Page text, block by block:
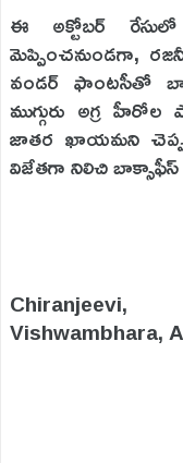
ఈ అక్టోబర్
మెప్పించనుండగా,
వండర్ ఫాంటసీతో
ముగ్గురు అగ్ర
జాతర ఖాయమని
విజేతగా నిలిచి బాక్సాఫీస్
Chiranjeevi,
Vishwambhara,